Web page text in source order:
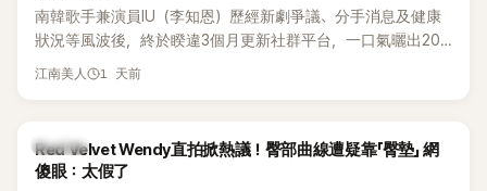
南韓歌手兼演員IU（李知恩）歷經新劇爭議、分手消息及健康
狀況等風波後，終於睽違3個月更新社群平台，一口氣曬出20
張近況照，讓大批粉絲又驚又喜。其中，一張生日蛋糕照意外
江南美人 1 天前
K-POP
Red Velvet Wendy直拍掀熱議！臀部曲線遭疑靠「臀墊」 網
傻眼：太假了